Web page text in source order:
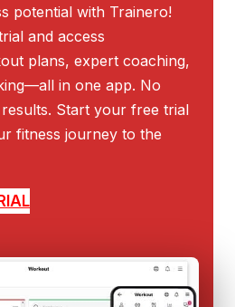
potential with Trainero!
and access
plans, expert coaching,
in one app. No
Start your free trial
fitness journey to the